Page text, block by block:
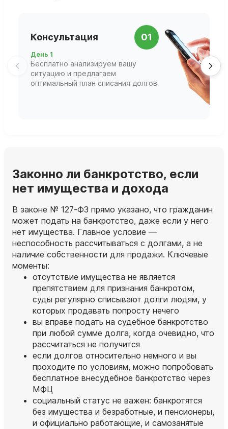
Консультация 01
День 1
Бесплатно анализируем вашу
ситуацию и предлагаем
оптимальный план списания долгов
Законно ли банкротство, если
нет имущества и дохода
В законе № 127‑ФЗ прямо указано, что гражданин
может подать на банкротство, даже если у него
нет имущества. Главное условие —
неспособность рассчитываться с долгами, а не
наличие собственности для продажи. Ключевые
моменты:
отсутствие имущества не является
препятствием для признания банкротом,
суды регулярно списывают долги людям, у
которых продавать попросту нечего
вы вправе подать на судебное банкротство
при любой сумме долга, когда очевидно, что
рассчитаться не получится
если долгов относительно немного и вы
проходите по условиям, можно попробовать
бесплатное внесудебное банкротство через
МФЦ
социальный статус не важен: банкротятся
без имущества и безработные, и пенсионеры,
и официально работающие, и самозанятые